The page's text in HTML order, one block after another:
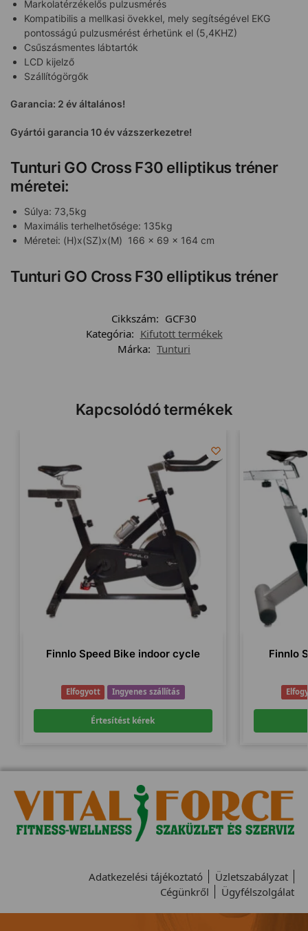
Markolatérzékelős pulzusmérés
Kompatibilis a mellkasi övekkel, mely segítségével EKG
pontosságú pulzusmérést érhetünk el (5,4KHZ)
Csűszásmentes lábtartók
LCD kijelző
Szállítógörgők
Garancia: 2 év általános!
Gyártói garancia 10 év vázszerkezetre!
Tunturi GO Cross F30 elliptikus tréner
méretei:
Súlya: 73,5kg
Maximális terhelhetősége: 135kg
Méretei: (H)x(SZ)x(M) 166 x 69 x 164 cm
Tunturi GO Cross F30 elliptikus tréner
Cikkszám: GCF30
Kategória: Kifutott termékek
Márka: Tunturi
Kapcsolódó termékek
Finnlo Speed Bike indoor cycle
Elfogyott Ingyenes szállítás
Értesítést kérek
Finnlo
Adatkezelési tájékoztató
Üzletszabályzat
Cégünkről
Ügyfélszolgálat